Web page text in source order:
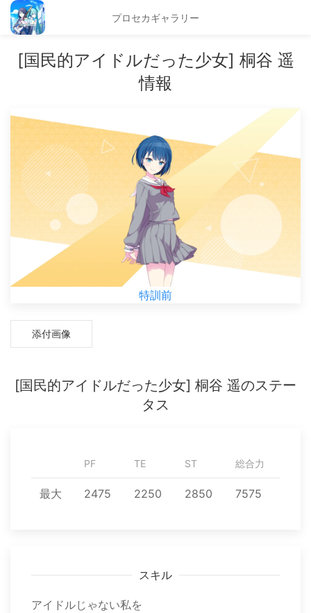
プロセカギャラリー
[国民的アイドルだった少女] 桐谷 遥
情報
特訓前
添付画像
[国民的アイドルだった少女] 桐谷 遥のステー
タス
PF TE ST 総合力
最大 2475 2250 2850 7575
スキル
アイドルじゃない私を